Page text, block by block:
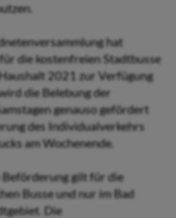
hat
die kostenfreien Stadtbusse
2021 zur Verfügung
die Belebung der
genauso gefördert
des Individualverkehrs
am Wochenende.
gilt für die
Busse und nur im Bad
Die